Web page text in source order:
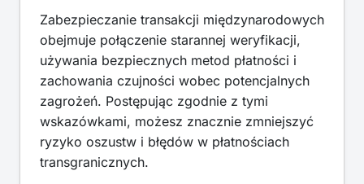
Zabezpieczanie transakcji międzynarodowych
obejmuje połączenie starannej weryfikacji,
używania bezpiecznych metod płatności i
zachowania czujności wobec potencjalnych
zagrożeń. Postępując zgodnie z tymi
wskazówkami, możesz znacznie zmniejszyć
ryzyko oszustw i błędów w płatnościach
transgranicznych.